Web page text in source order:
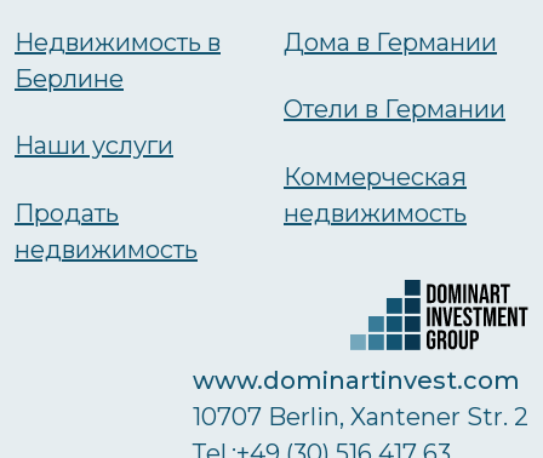
Недвижимость в
Берлине
Наши услуги
Продать
недвижимость
Дома в Германии
Отели в Германии
Коммерческая
недвижимость
www.dominartinvest.com
10707 Berlin, Xantener Str. 2